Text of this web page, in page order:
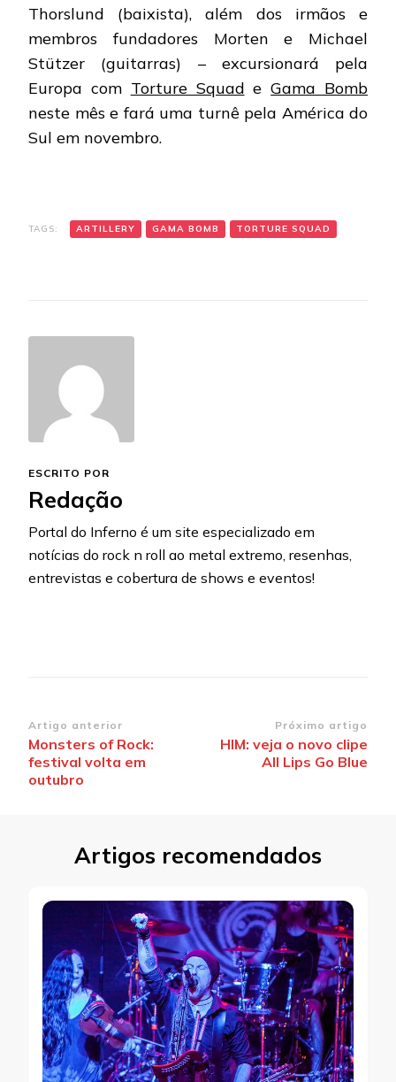
Thorslund (baixista), além dos irmãos e
membros fundadores Morten e Michael
Stützer (guitarras) – excursionará pela
Europa com Torture Squad eGama Bomb
neste mês e fará uma turnê pela América do
Sul em novembro.
TAGS: ARTILLERY GAMA BOMB TORTURE SQUAD
ESCRITO POR
Redação
Portal do Inferno é um site especializado em
notícias do rock n roll ao metal extremo, resenhas,
entrevistas e cobertura de shows e eventos!
Navegação
de
post
Artigo anterior
Monsters of Rock:
festival volta em
outubro
Próximo artigo
HIM: veja o novo clipe
All Lips Go Blue
Artigos recomendados